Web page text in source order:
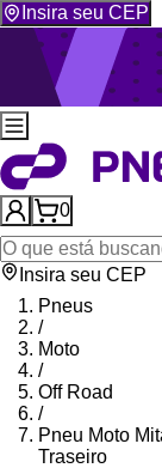
Insira seu CEP
0
Insira seu CEP
Pneus
/
Moto
/
Off Road
/
Pneu Moto
Traseiro